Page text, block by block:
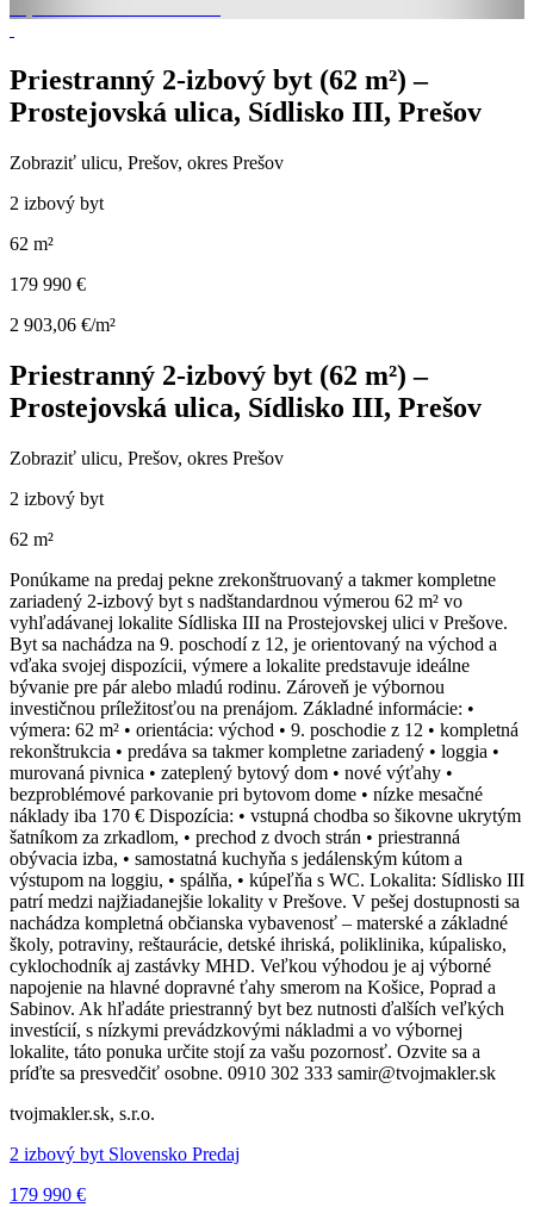
Priestranný 2-izbový byt (62 m²) –
Prostejovská ulica, Sídlisko III, Prešov
Zobraziť ulicu, Prešov, okres Prešov
2 izbový byt
62 m²
179 990 €
2 903,06 €/m²
Priestranný 2-izbový byt (62 m²) –
Prostejovská ulica, Sídlisko III, Prešov
Zobraziť ulicu, Prešov, okres Prešov
2 izbový byt
62 m²
Ponúkame na predaj pekne zrekonštruovaný a takmer kompletne
zariadený 2-izbový byt s nadštandardnou výmerou 62 m² vo
vyhľadávanej lokalite Sídliska III na Prostejovskej ulici v Prešove.
Byt sa nachádza na 9. poschodí z 12, je orientovaný na východ a
vďaka svojej dispozícii, výmere a lokalite predstavuje ideálne
bývanie pre pár alebo mladú rodinu. Zároveň je výbornou
investičnou príležitosťou na prenájom. Základné informácie: •
výmera: 62 m² • orientácia: východ • 9. poschodie z 12 • kompletná
rekonštrukcia • predáva sa takmer kompletne zariadený • loggia •
murovaná pivnica • zateplený bytový dom • nové výťahy •
bezproblémové parkovanie pri bytovom dome • nízke mesačné
náklady iba 170 € Dispozícia: • vstupná chodba so šikovne ukrytým
šatníkom za zrkadlom, • prechod z dvoch strán • priestranná
obývacia izba, • samostatná kuchyňa s jedálenským kútom a
výstupom na loggiu, • spálňa, • kúpeľňa s WC. Lokalita: Sídlisko III
patrí medzi najžiadanejšie lokality v Prešove. V pešej dostupnosti sa
nachádza kompletná občianska vybavenosť – materské a základné
školy, potraviny, reštaurácie, detské ihriská, poliklinika, kúpalisko,
cyklochodník aj zastávky MHD. Veľkou výhodou je aj výborné
napojenie na hlavné dopravné ťahy smerom na Košice, Poprad a
Sabinov. Ak hľadáte priestranný byt bez nutnosti ďalších veľkých
investícií, s nízkymi prevádzkovými nákladmi a vo výbornej
lokalite, táto ponuka určite stojí za vašu pozornosť. Ozvite sa a
príďte sa presvedčiť osobne. 0910 302 333 samir@tvojmakler.sk
tvojmakler.sk, s.r.o.
2 izbový byt Slovensko Predaj
179 990 €